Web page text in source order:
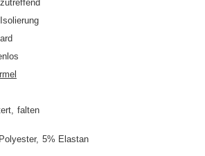
falten
5% Elastan